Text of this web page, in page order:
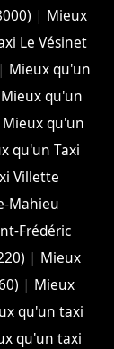
| Mieux
Le Vésinet
| Mieux qu'un
Mieux qu'un
Mieux qu'un
qu'un Taxi
Villette
Mahieu
Frédéric
| Mieux
| Mieux
qu'un taxi
qu'un taxi